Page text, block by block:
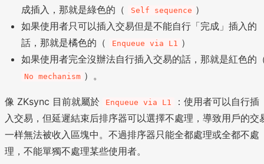
成插入，那就是綠色的（
Self sequence ）
如果使用者只可以插入交易但是不能自行「完成」插入的
話，那就是橘色的（
Enqueue via L1 ）
如果使用者完全沒辦法自行插入交易的話，那就是紅色的
No mechanism ）。
像 ZKsync 目前就屬於 Enqueue via L1
：使用者可以自行插
入交易，但延遲結束后排序器可以選擇不處理，導致用戶的交
一样無法被收入區塊中。不過排序器只能全都處理或全都不處
理，不能單獨不處理某些使用者。